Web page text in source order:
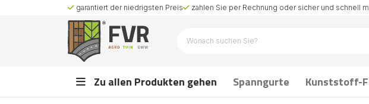
garantiert der niedrigsten Preis zahlen Sie per Rechnung oder sicher und schnell
Zu allen Produkten gehen Spanngurte Kunststoff-